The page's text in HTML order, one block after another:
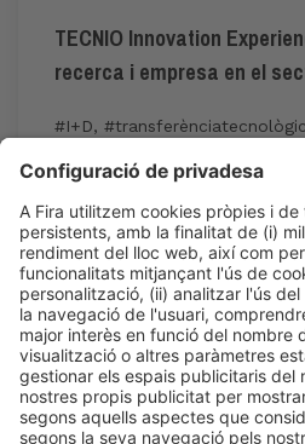
TECNIO Innovation
recerca i empresa en el
#I+D,
Dj 4
Innovation Hub Area -
Accés públic
LLegir més